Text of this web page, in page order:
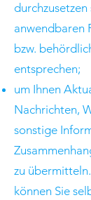
anwendbaren
bzw.
entsprechen;
um Ihnen
Nachrichten,
sonstige
zu
können Sie